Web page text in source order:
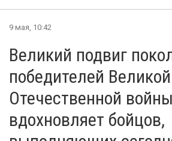
9 мая, 10:42
Великий подвиг
победителей Великой
Отечественной войны
вдохновляет бойцов,